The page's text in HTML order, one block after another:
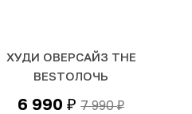
ХУДИ ОВЕРСАЙЗ THE
BESTОЛОЧЬ
6 990₽ 7 990₽